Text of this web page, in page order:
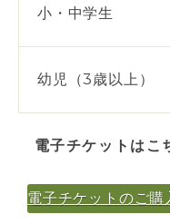
小・中学生
幼児（3歳以上）
電子チケットはこ
電子チケットのご購